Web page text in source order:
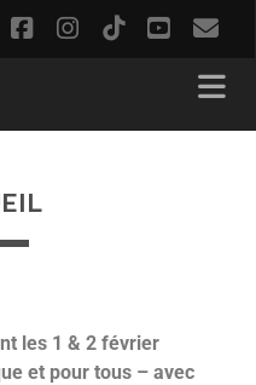
les 1 & 2 février
et pour tous – avec